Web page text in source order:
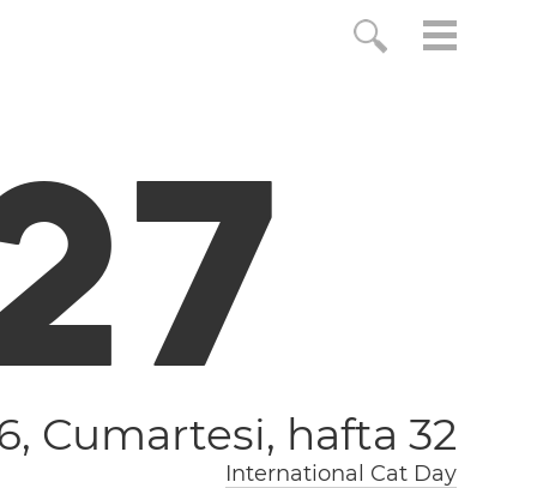
8
Cumartesi, hafta 32
International Cat Day